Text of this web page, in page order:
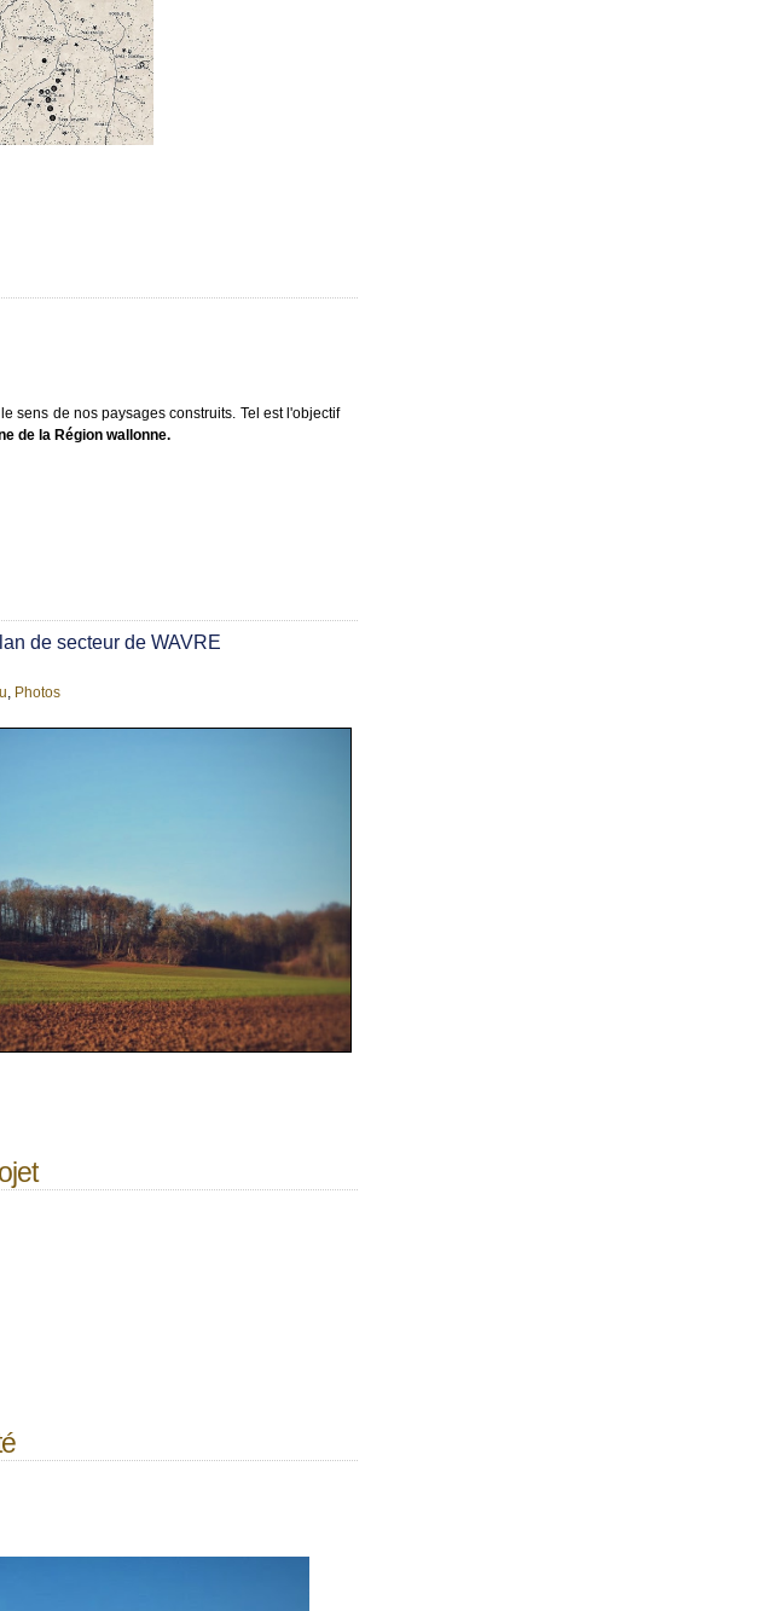
sens de nos paysages construits. Tel est l'objectif
de la Région wallonne.
de secteur de WAVRE
, Photos